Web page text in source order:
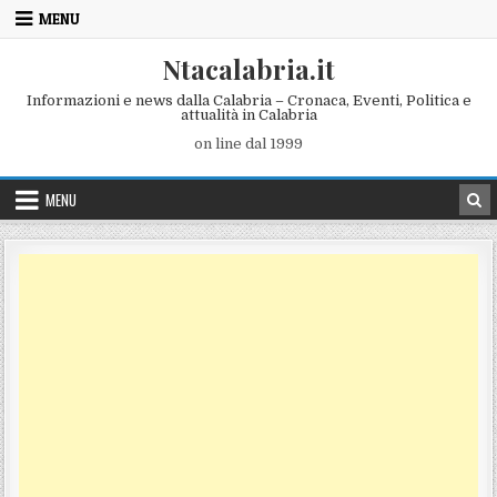
Skip to content
MENU
Ntacalabria.it
Informazioni e news dalla Calabria – Cronaca, Eventi, Politica e
attualità in Calabria
on line dal 1999
MENU